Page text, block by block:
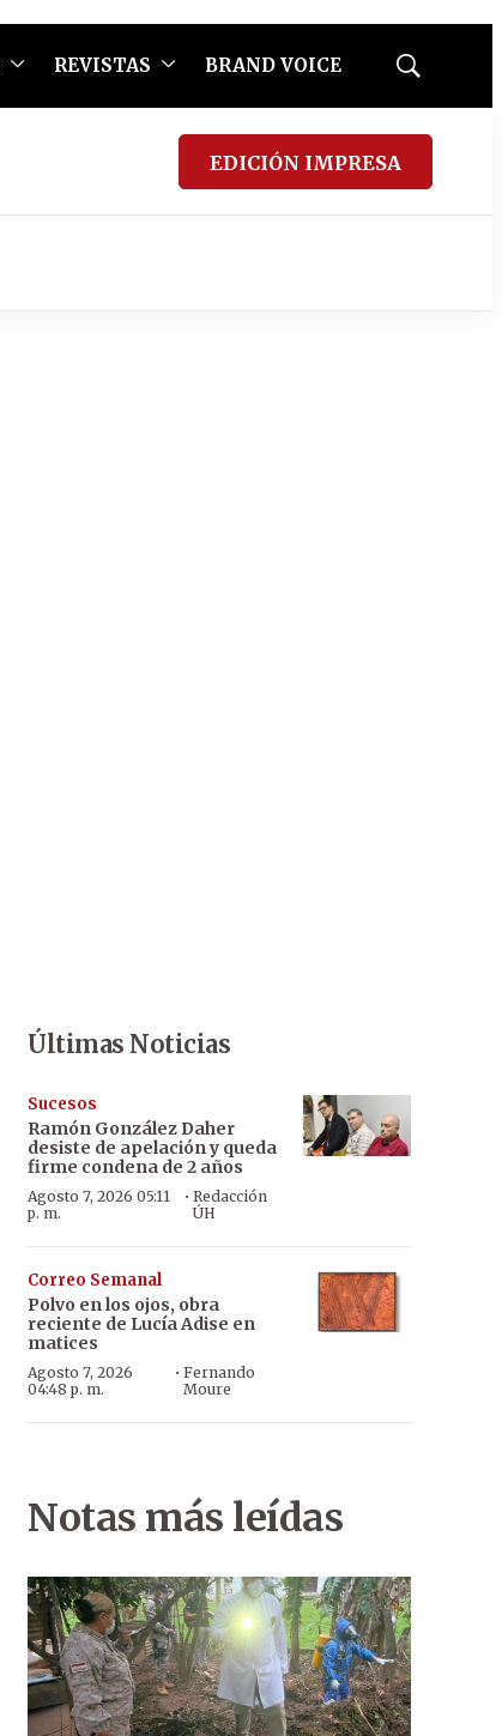
REVISTAS BRAND VOICE
Mostrar
EDICIÓN IMPRESA
Últimas Noticias
Sucesos
Ramón González Daher
desiste de apelación y queda
firme condena de 2 años
Agosto 7, 2026 05:11
p. m.
·Redacción
ÚH
Correo Semanal
Polvo en los ojos, obra
reciente de Lucía Adise en
matices
Agosto 7, 2026
04:48 p. m.
·Fernando
Moure
Notas más leídas